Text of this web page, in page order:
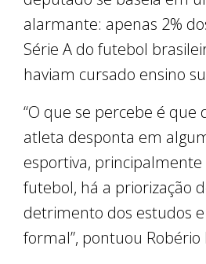
alarmante: apenas 2%
Série A do futebol
haviam cursado ensino
“O que se percebe é que
atleta desponta em
esportiva,
futebol, há a priorização
detrimento dos estudos
formal”, pontuou Robério